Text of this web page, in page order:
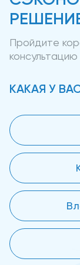
Пройдите
КАКАЯ У